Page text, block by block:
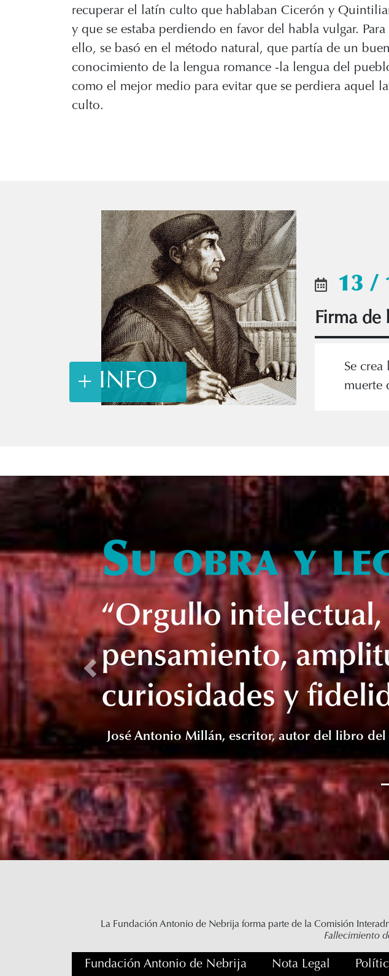
recuperar el latín culto que hablaban Cicerón y
y que se estaba perdiendo en favor del habla vulgar. Para
ello, se basó en el método natural, que partía de un buen
conocimiento de la lengua romance -la lengua del
como el mejor medio para evitar que se perdiera aquel
culto.
+ INFO
13 /
Firma de
Se
muerte
Su obra y
“Orgullo intelectual,
pensamiento,
curiosidades y
José Antonio Millán, escritor, autor del libro
Previous
La Fundación Antonio de Nebrija forma parte de la Comisión
Fallecimiento
Fundación Antonio de Nebrija Nota Legal